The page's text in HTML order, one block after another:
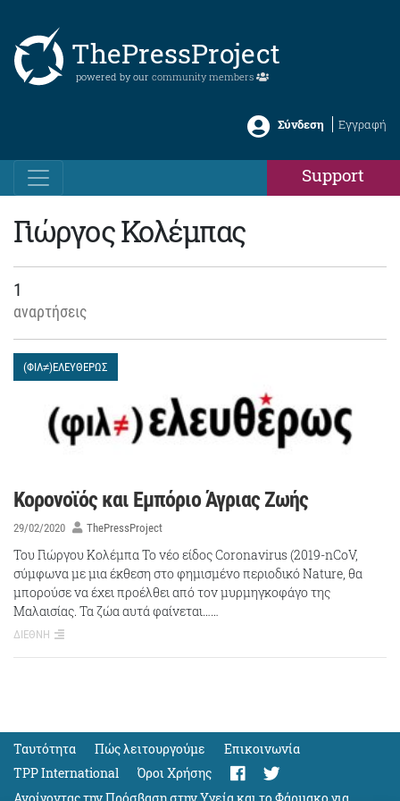
ThePressProject
powered by our community members
Σύνδεση Εγγραφή
Support
Γιώργος Κολέμπας
1
αναρτήσεις
(ΦΙΛ≠)ΕΛΕΥΘΕΡΩΣ
Κορονοϊός και Εμπόριο Άγριας Ζωής
29/02/2020 ThePressProject
Του Γιώργου Κολέμπα Το νέο είδος Coronavirus (2019-nCoV,
σύμφωνα με μια έκθεση στο φημισμένο περιοδικό Nature, θα
μπορούσε να έχει προέλθει από τον μυρμηγκοφάγο της
Μαλαισίας. Τα ζώα αυτά φαίνεται……
ΔΙΕΘΝΗ
Ταυτότητα Πώς λειτουργούμε
Eπικοινωνία
TPP International
Όροι Χρήσης